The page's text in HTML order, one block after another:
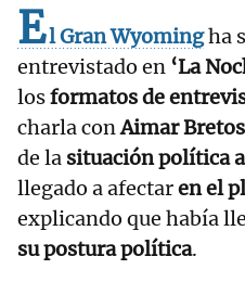
El Gran Wyomingha
entrevistado en ‘La
losformatos de
charla conAimar Bretos
de la situación política
llegado a afectaren el
explicando que había
su postura política.